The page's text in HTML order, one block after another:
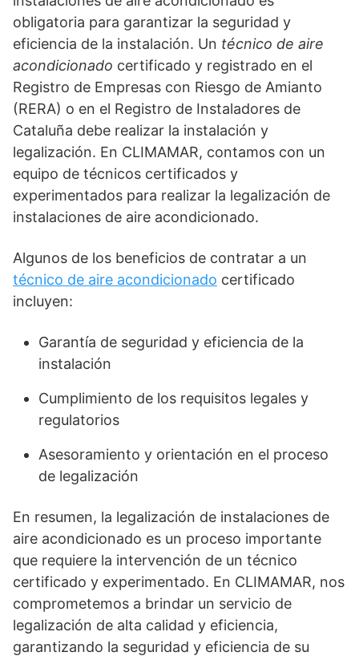
obligatoria para garantizar la seguridad y
eficiencia de la instalación. Un técnico de aire
acondicionado certificado y registrado en el
Registro de Empresas con Riesgo de Amianto
(RERA) o en el Registro de Instaladores de
Cataluña debe realizar la instalación y
legalización. En CLIMAMAR, contamos con un
equipo de técnicos certificados y
experimentados para realizar la legalización de
instalaciones de aire acondicionado.
Algunos de los beneficios de contratar a un
técnico de aire acondicionado certificado
incluyen:
Garantía de seguridad y eficiencia de la
instalación
Cumplimiento de los requisitos legales y
regulatorios
Asesoramiento y orientación en el proceso
de legalización
En resumen, la legalización de instalaciones de
aire acondicionado es un proceso importante
que requiere la intervención de un técnico
certificado y experimentado. En CLIMAMAR, nos
comprometemos a brindar un servicio de
legalización de alta calidad y eficiencia,
garantizando la seguridad y eficiencia de su